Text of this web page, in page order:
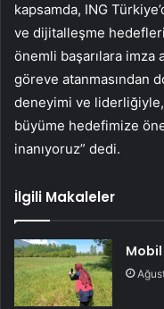
kapsamda, ING
ve dijitalleşme
önemli başarılara
göreve atanmasından
deneyimi ve liderliğiyle,
büyüme hedefimize
inanıyoruz” dedi.
İlgili Makaleler
Mobil